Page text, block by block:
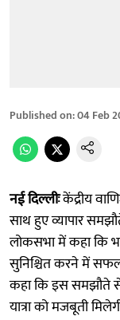
Published on:04 Feb
नई दिल्लीःकेंद्रीय
साथ हुए व्यापार
लोकसभा में कहा कि
सुनिश्चित करने में
कहा कि इस समझौते
यात्रा को मजबूती